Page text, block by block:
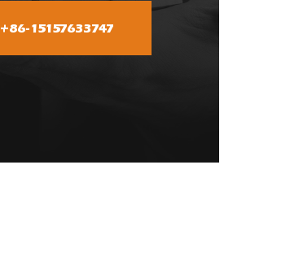
+86-15157633747